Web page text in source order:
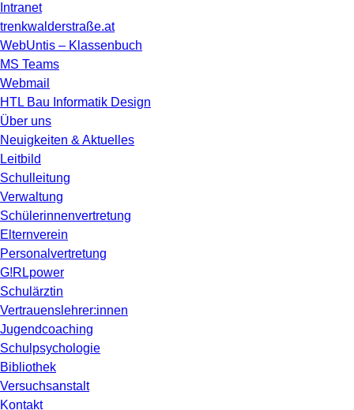
Intranet
trenkwalderstraße.at
WebUntis – Klassenbuch
MS Teams
Webmail
HTL Bau Informatik Design
Über uns
Neuigkeiten & Aktuelles
Leitbild
Schulleitung
Verwaltung
Schülerinnenvertretung
Elternverein
Personalvertretung
G!RLpower
Schulärztin
Vertrauenslehrer:innen
Jugendcoaching
Schulpsychologie
Bibliothek
Versuchsanstalt
Kontakt